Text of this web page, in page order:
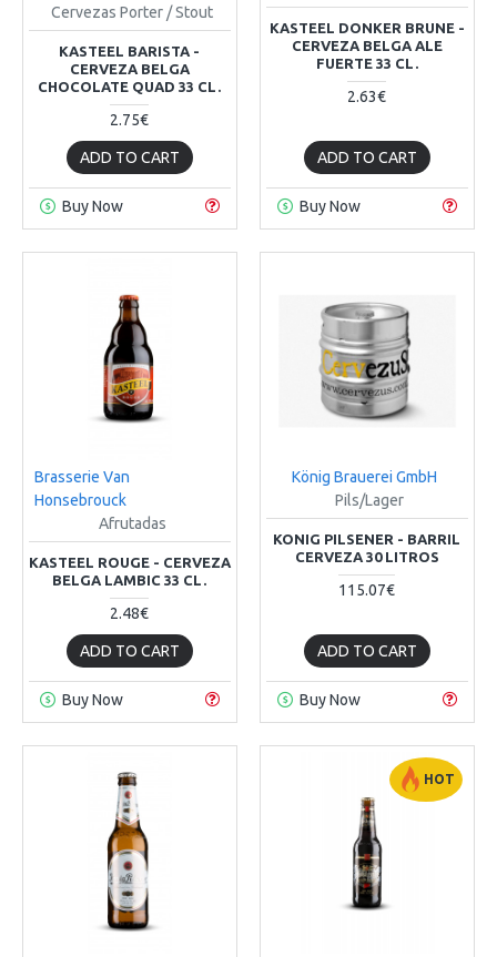
Cervezas Porter / Stout
KASTEEL BARISTA -
CERVEZA BELGA
CHOCOLATE QUAD 33 CL.
2.75€
ADD TO CART
Buy Now
KASTEEL DONKER BRUNE -
CERVEZA BELGA ALE
FUERTE 33 CL.
2.63€
ADD TO CART
Buy Now
Brasserie Van
Honsebrouck
Afrutadas
KASTEEL ROUGE - CERVEZA
BELGA LAMBIC 33 CL.
2.48€
ADD TO CART
Buy Now
König Brauerei GmbH
Pils/Lager
KONIG PILSENER - BARRIL
CERVEZA 30 LITROS
115.07€
ADD TO CART
Buy Now
HOT